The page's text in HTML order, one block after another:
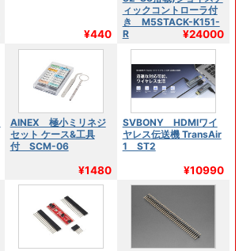
¥440
ィックコントローラ付
き M5STACK-K151-
R
¥24000
AINEX 極小ミリネジ
セット ケース&工具
付 SCM-06
¥1480
SVBONY HDMIワイ
ヤレス伝送機 TransAir
1 ST2
¥10990